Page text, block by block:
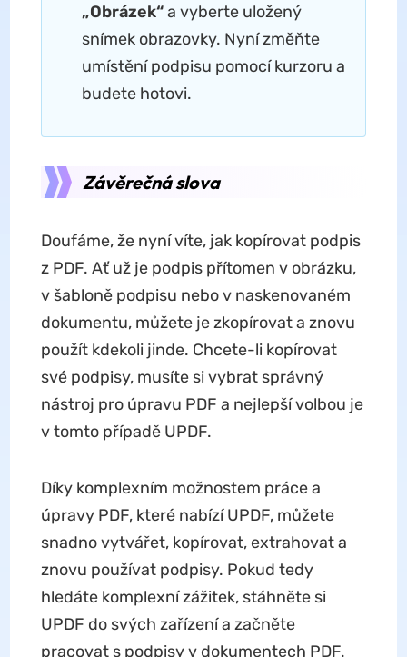
„Obrázek“a vyberte uložený
snímek obrazovky. Nyní změňte
umístění podpisu pomocí kurzoru a
budete hotovi.
Závěrečná slova
Doufáme, že nyní víte, jak kopírovat podpis
z PDF. Ať už je podpis přítomen v obrázku,
v šabloně podpisu nebo v naskenovaném
dokumentu, můžete je zkopírovat a znovu
použít kdekoli jinde. Chcete-li kopírovat
své podpisy, musíte si vybrat správný
nástroj pro úpravu PDF a nejlepší volbou je
v tomto případě UPDF.
Díky komplexním možnostem práce a
úpravy PDF, které nabízí UPDF, můžete
snadno vytvářet, kopírovat, extrahovat a
znovu používat podpisy. Pokud tedy
hledáte komplexní zážitek, stáhněte si
UPDF do svých zařízení a začněte
pracovat s podpisy v dokumentech PDF.